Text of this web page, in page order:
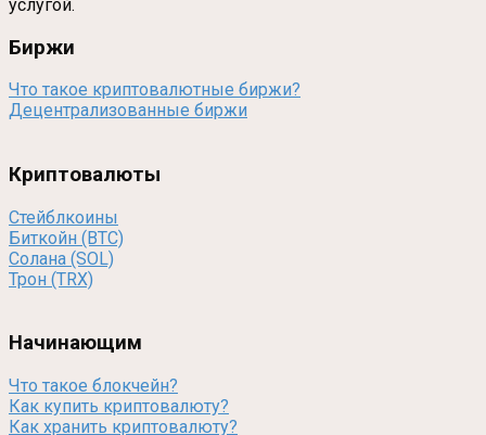
услугой.
Биржи
Что такое криптовалютные биржи?
Децентрализованные биржи
Криптовалюты
Стейблкоины
Биткойн (BTC)
Солана (SOL)
Трон (TRX)
Начинающим
Что такое блокчейн?
Как купить криптовалюту?
Как хранить криптовалюту?